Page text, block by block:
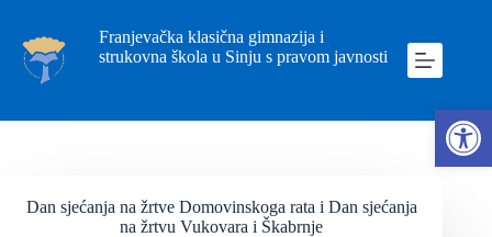
Franjevačka klasična gimnazija i
strukovna škola u Sinju s pravom javnosti
Dan sjećanja na žrtve Domovinskoga rata i Dan sjećanja
na žrtvu Vukovara i Škabrnje